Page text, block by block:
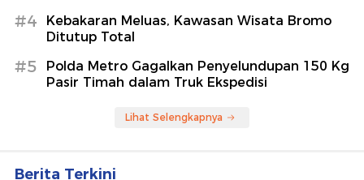
#4
Kebakaran Meluas, Kawasan Wisata Bromo
Ditutup Total
#5
Polda Metro Gagalkan Penyelundupan 150 Kg
Pasir Timah dalam Truk Ekspedisi
Lihat Selengkapnya
Berita Terkini